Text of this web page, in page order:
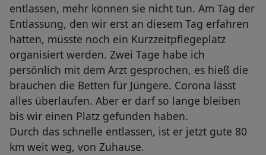
entlassen, mehr können sie nicht tun. Am Tag der
Entlassung, den wir erst an diesem Tag erfahren
hatten, müsste noch ein Kurzzeitpflegeplatz
organisiert werden. Zwei Tage habe ich
persönlich mit dem Arzt gesprochen, es hieß die
brauchen die Betten für Jüngere. Corona lässt
alles überlaufen. Aber er darf so lange bleiben
bis wir einen Platz gefunden haben.
Durch das schnelle entlassen, ist er jetzt gute 80
km weit weg, von Zuhause.